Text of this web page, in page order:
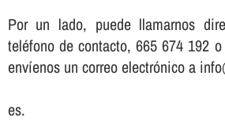
Por un lado, puede llamarnos
teléfono de contacto, 665 674 192 o
enví­enos un correo electrónico a
es.